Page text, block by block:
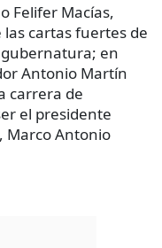
Felifer Macías,
cartas fuertes de
en
Antonio Martín
carrera de
el presidente
Marco Antonio